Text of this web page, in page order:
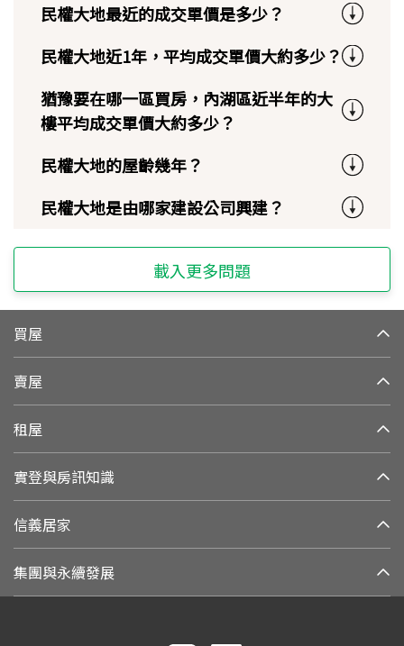
民權大地最近的成交單價是多少？
民權大地近1年，平均成交單價大約多少？
猶豫要在哪一區買房，內湖區近半年的大
樓平均成交單價大約多少？
民權大地的屋齡幾年？
民權大地是由哪家建設公司興建？
載入更多問題
買屋
賣屋
租屋
實登與房訊知識
信義居家
集團與永續發展